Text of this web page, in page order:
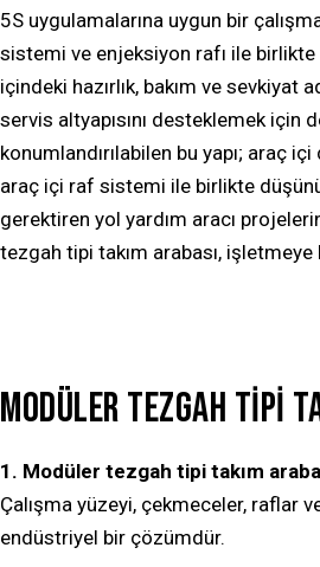
5S uygulamalarına uygun bir
sistemi ve enjeksiyon rafı ile birlikte
içindeki hazırlık, bakım ve
servis altyapısını desteklemek
konumlandırılabilen bu yapı; araç içi
araç içi raf sistemi ile birlikte
gerektiren yol yardım aracı
tezgah tipi takım arabası,
MODÜLER TEZGAH TIPI
1. Modüler tezgah tipi takım
Çalışma yüzeyi, çekmeceler, raflar
endüstriyel bir çözümdür.